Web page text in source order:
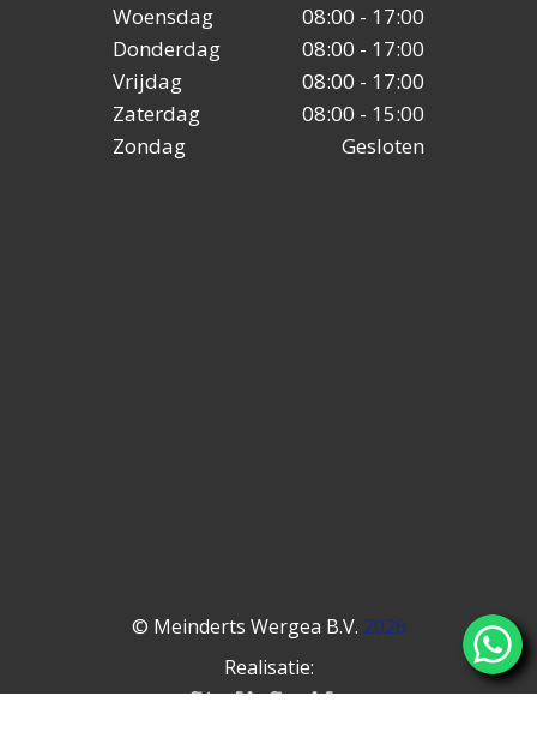
Woensdag
08:00 - 17:00
Donderdag
08:00 - 17:00
Vrijdag
08:00 - 17:00
Zaterdag
08:00 - 15:00
Zondag
Gesloten
© Meinderts Wergea B.V. 2026
Realisatie: